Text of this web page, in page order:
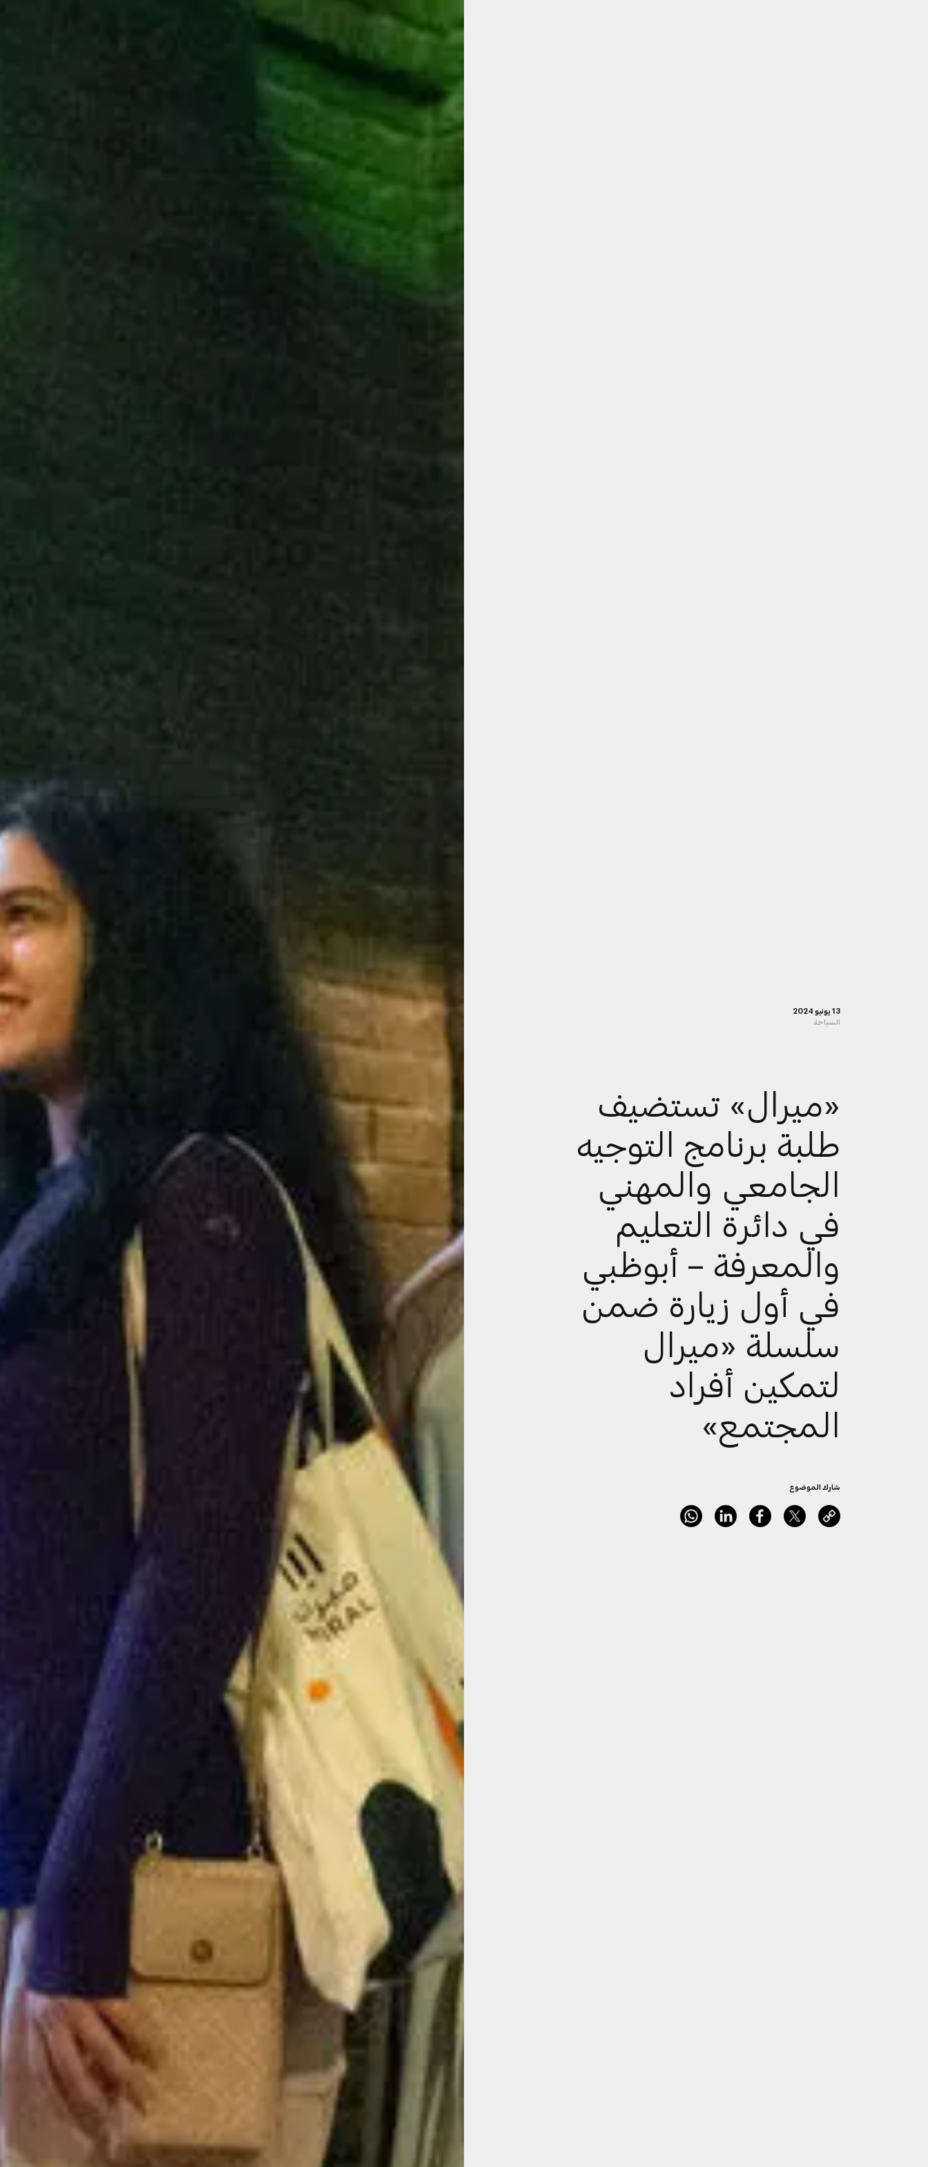
13 يونيو 2024
السياحة
«ميرال» تستضيف
طلبة برنامج التوجيه
الجامعي والمهني
في دائرة التعليم
والمعرفة – أبوظبي
في أول زيارة ضمن
سلسلة «ميرال
لتمكين أفراد
المجتمع»
شارك الموضوع